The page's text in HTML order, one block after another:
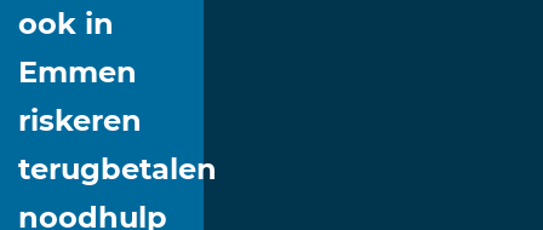
ook in
Emmen
riskeren
terugbetalen
noodhulp